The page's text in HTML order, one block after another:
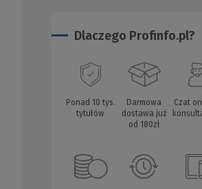
Dlaczego Profinfo.pl?
Ponad 10 tys.
tytułów
Darmowa
dostawa już
od 180zł
Czat